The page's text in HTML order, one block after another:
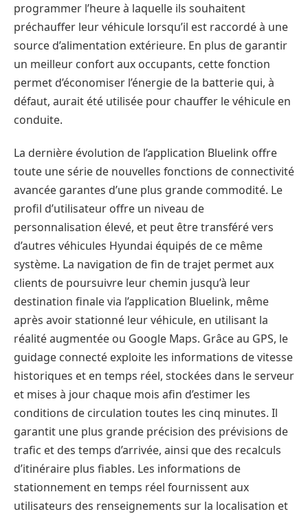
programmer l’heure à laquelle ils souhaitent
préchauffer leur véhicule lorsqu’il est raccordé à une
source d’alimentation extérieure. En plus de garantir
un meilleur confort aux occupants, cette fonction
permet d’économiser l’énergie de la batterie qui, à
défaut, aurait été utilisée pour chauffer le véhicule en
conduite.
La dernière évolution de l’application Bluelink offre
toute une série de nouvelles fonctions de connectivité
avancée garantes d’une plus grande commodité. Le
profil d’utilisateur offre un niveau de
personnalisation élevé, et peut être transféré vers
d’autres véhicules Hyundai équipés de ce même
système. La navigation de fin de trajet permet aux
clients de poursuivre leur chemin jusqu’à leur
destination finale via l’application Bluelink, même
après avoir stationné leur véhicule, en utilisant la
réalité augmentée ou Google Maps. Grâce au GPS, le
guidage connecté exploite les informations de vitesse
historiques et en temps réel, stockées dans le serveur
et mises à jour chaque mois afin d’estimer les
conditions de circulation toutes les cinq minutes. Il
garantit une plus grande précision des prévisions de
trafic et des temps d’arrivée, ainsi que des recalculs
d’itinéraire plus fiables. Les informations de
stationnement en temps réel fournissent aux
utilisateurs des renseignements sur la localisation et